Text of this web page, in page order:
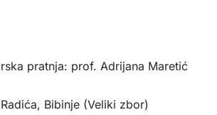
pratnja: prof. Adrijana Maretić
Bibinje (Veliki zbor)